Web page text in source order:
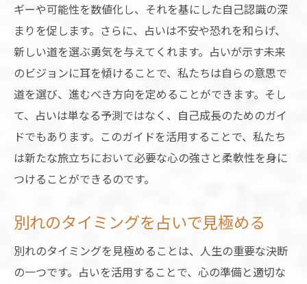
過去の経験を未来に活かす占いの方法
占いを通じて過去から学ぶ
占いで過去の痛みを癒す方法
再生の力を占いで得る
心の再生を占いで促進未来に向けたスタートを
切る
占いで心の再生をサポートする
新たなスタートを切るための占いの活用法
占いが導く再生への道筋
未来への希望を占いで見出す
占いで心を軽くし新たな一歩を踏み出す
ギーや可能性を数値化し、それを基にした自己認識の深
まりを促します。さらに、占いは不安や恐れを和らげ、
新しい道を選ぶ勇気を与えてくれます。占いが示す未来
のビジョンに耳を傾けることで、私たちは自らの意思で
道を選び、進むべき方向を定めることができます。そし
て、占いは単なる予測ではなく、自己成長のためのガイ
ドでもあります。このガイドを活用することで、私たち
は新たな旅立ちにおいて必要な心の強さと柔軟性を身に
つけることができるのです。
別れのタイミングを占いで見極める
別れのタイミングを見極めることは、人生の重要な決断
の一つです。占いを活用することで、心の準備と適切な